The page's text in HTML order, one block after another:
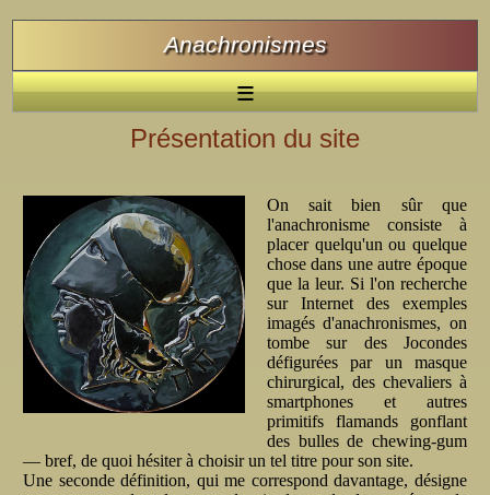
Anachronismes
≡
Présentation du site
On sait bien sûr que
l'anachronisme consiste à
placer quelqu'un ou quelque
chose dans une autre époque
que la leur. Si l'on recherche
sur Internet des exemples
imagés d'anachronismes, on
tombe sur des Jocondes
défigurées par un masque
chirurgical, des chevaliers à
smartphones et autres
primitifs flamands gonflant
des bulles de chewing-gum
— bref, de quoi hésiter à choisir un tel titre pour son site.
Une seconde définition, qui me correspond davantage, désigne